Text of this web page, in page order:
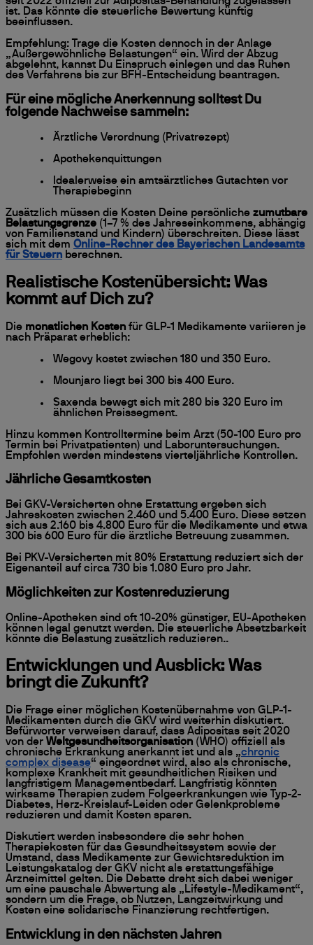
ist. Das könnte die steuerliche Bewertung künftig
beeinflussen.
Empfehlung: Trage die Kosten dennoch in der Anlage
„Außergewöhnliche Belastungen“ ein. Wird der Abzug
abgelehnt, kannst Du Einspruch einlegen und das Ruhen
des Verfahrens bis zur BFH-Entscheidung beantragen.
Für eine mögliche Anerkennung solltest Du
folgende Nachweise sammeln:
Ärztliche Verordnung (Privatrezept)
Apothekenquittungen
Idealerweise ein amtsärztliches Gutachten vor
Therapiebeginn
Zusätzlich müssen die Kosten Deine persönliche zumutbare
Belastungsgrenze (1–7 % des Jahreseinkommens, abhängig
von Familienstand und Kindern) überschreiten. Diese lässt
sich mit dem Online-Rechner des Bayerischen Landesamts
für Steuern berechnen.
Realistische Kostenübersicht: Was
kommt auf Dich zu?
Die monatlichen Kosten für GLP-1 Medikamente variieren je
nach Präparat erheblich:
Wegovy kostet zwischen 180 und 350 Euro.
Mounjaro liegt bei 300 bis 400 Euro.
Saxenda bewegt sich mit 280 bis 320 Euro im
ähnlichen Preissegment.
Hinzu kommen Kontrolltermine beim Arzt (50-100 Euro pro
Termin bei Privatpatienten) und Laboruntersuchungen.
Empfohlen werden mindestens vierteljährliche Kontrollen.
Jährliche Gesamtkosten
Bei GKV-Versicherten ohne Erstattung ergeben sich
Jahreskosten zwischen 2.460 und 5.400 Euro. Diese setzen
sich aus 2.160 bis 4.800 Euro für die Medikamente und etwa
300 bis 600 Euro für die ärztliche Betreuung zusammen.
Bei PKV-Versicherten mit 80% Erstattung reduziert sich der
Eigenanteil auf circa 730 bis 1.080 Euro pro Jahr.
Möglichkeiten zur Kostenreduzierung
Online-Apotheken sind oft 10-20% günstiger, EU-Apotheken
können legal genutzt werden. Die steuerliche Absetzbarkeit
könnte die Belastung zusätzlich reduzieren..
Entwicklungen und Ausblick: Was
bringt die Zukunft?
Die Frage einer möglichen Kostenübernahme von GLP-1-
Medikamenten durch die GKV wird weiterhin diskutiert.
Befürworter verweisen darauf, dass Adipositas seit 2020
von der Weltgesundheitsorganisation (WHO) offiziell als
chronische Erkrankung anerkannt ist und als „chronic
complex disease“ eingeordnet wird, also als chronische,
komplexe Krankheit mit gesundheitlichen Risiken und
langfristigem Managementbedarf. Langfristig könnten
wirksame Therapien zudem Folgeerkrankungen wie Typ-2-
Diabetes, Herz-Kreislauf-Leiden oder Gelenkprobleme
reduzieren und damit Kosten sparen.
Diskutiert werden insbesondere die sehr hohen
Therapiekosten für das Gesundheitssystem sowie der
Umstand, dass Medikamente zur Gewichtsreduktion im
Leistungskatalog der GKV nicht als erstattungsfähige
Arzneimittel gelten. Die Debatte dreht sich dabei weniger
um eine pauschale Abwertung als „Lifestyle-Medikament“,
sondern um die Frage, ob Nutzen, Langzeitwirkung und
Kosten eine solidarische Finanzierung rechtfertigen.
Entwicklung in den nächsten Jahren